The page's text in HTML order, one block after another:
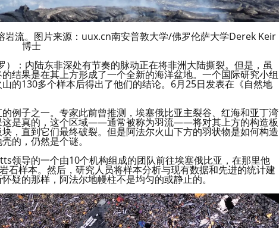
流。图片来源：uux.cn南安普敦大学/佛罗伦萨大学Derek Keir
博士
）：内陆东非深处有节奏的脉动正在将非洲大陆撕裂。但是，虽
结果是在其上方形成了一个全新的海洋盆地。一个国际研究小组
的130多个样本后得出了他们的结论。6月25日发表在《自然地
例子之一。专家此前曾推测，埃塞俄比亚主裂谷、红海和亚丁湾
这是真的，这个区域——通常被称为羽流——将对其上方的构造板
，直到它们最终破裂。但是阿法尔火山下方的羽状物是如何构造
的，仍然是个谜。
领导的一个由10个机构组成的团队前往埃塞俄比亚，在那里他
石样本。然后，研究人员将样本分析与现有数据和先进的统计建
疑的那样，阿法尔地幔柱不是均匀的或静止的。